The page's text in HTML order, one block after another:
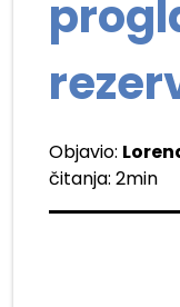
Objavio:
čitanja: 2min